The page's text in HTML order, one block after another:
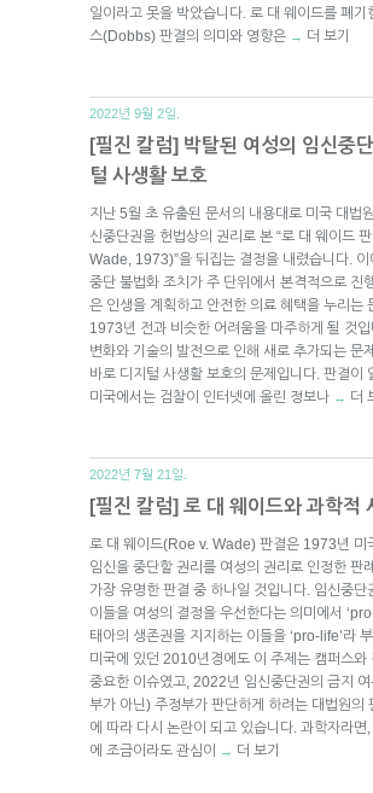
일이라고 못을 박았습니다. 로 대 웨이드를 폐기
스(Dobbs) 판결의 의미와 영향은 → 더 보기
2022년 9월 2일.
[필진 칼럼] 박탈된 여성의 임신중
털 사생활 보호
지난 5월 초 유출된 문서의 내용대로 미국 대법
신중단권을 헌법상의 권리로 본 “로 대 웨이드
Wade, 1973)”을 뒤집는 결정을 내렸습니다. 이
중단 불법화 조치가 주 단위에서 본격적으로 진
은 인생을 계획하고 안전한 의료 혜택을 누리는
1973년 전과 비슷한 어려움을 마주하게 될 것입
변화와 기술의 발전으로 인해 새로 추가되는 문
바로 디지털 사생활 보호의 문제입니다. 판결이
미국에서는 검찰이 인터넷에 올린 정보나 → 더
2022년 7월 21일.
[필진 칼럼] 로 대 웨이드와 과학적
로 대 웨이드(Roe v. Wade) 판결은 1973년 미
임신을 중단할 권리를 여성의 권리로 인정한 판
가장 유명한 판결 중 하나일 것입니다. 임신중단
이들을 여성의 결정을 우선한다는 의미에서
태아의 생존권을 지지하는 이들을 ‘pro-life’라
미국에 있던 2010년경에도 이 주제는 캠퍼스와
중요한 이슈였고, 2022년 임신중단권의 금지
부가 아닌) 주정부가 판단하게 하려는 대법원의
에 따라 다시 논란이 되고 있습니다. 과학자라면,
에 조금이라도 관심이
→ 더 보기